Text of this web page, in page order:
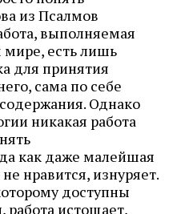
из Псалмов
выполняемая
есть лишь
для принятия
сама по себе
Однако
никакая работа
как даже малейшая
нравится, изнуряет.
доступны
истощает,